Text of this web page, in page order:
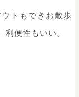
トもできお散歩
便性もいい。